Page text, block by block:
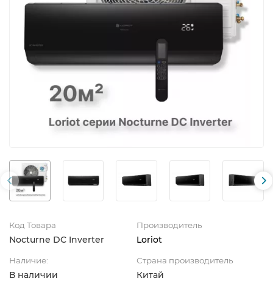
Код Товара
Nocturne DC Inverter
Производитель
Loriot
Наличие:
В наличии
Страна производитель
Китай